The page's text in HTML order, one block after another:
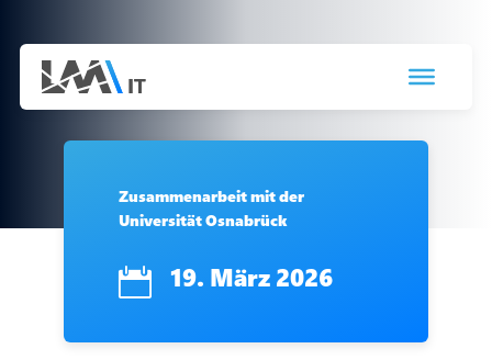
Zusammenarbeit mit der
Universität Osnabrück
 19. März 2026